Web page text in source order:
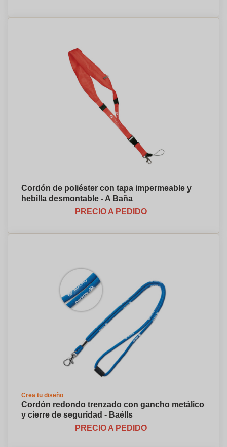
Cordón de poliéster con tapa impermeable y
hebilla desmontable - A Baña
PRECIO A PEDIDO
Crea tu diseño
Cordón redondo trenzado con gancho metálico
y cierre de seguridad - Baélls
PRECIO A PEDIDO